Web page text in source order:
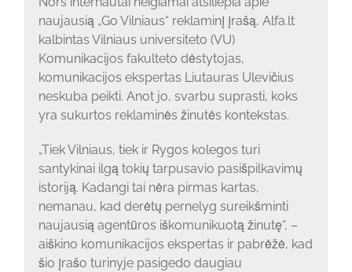
naujausią „Go Vilniaus“ reklaminį įrašą, Alfa.lt
kalbintas Vilniaus universiteto (VU)
Komunikacijos fakulteto dėstytojas,
komunikacijos ekspertas Liutauras Ulevičius
neskuba peikti. Anot jo, svarbu suprasti, koks
yra sukurtos reklaminės žinutės kontekstas.
„Tiek Vilniaus, tiek ir Rygos kolegos turi
santykinai ilgą tokių tarpusavio pasišpilkavimų
istoriją. Kadangi tai nėra pirmas kartas,
nemanau, kad derėtų pernelyg sureikšminti
naujausią agentūros iškomunikuotą žinutę“, –
aiškino komunikacijos ekspertas ir pabrėžė, kad
šio įrašo turinyje pasigedo daugiau